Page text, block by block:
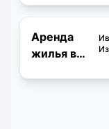
туристов
Аренда
жилья в